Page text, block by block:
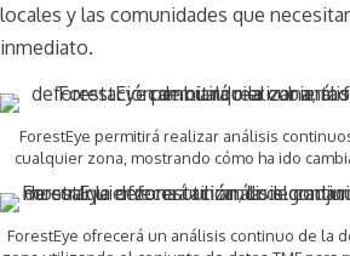
locales y las comunidades que
inmediato.
ForestEye permitirá realizar análisis
cualquier zona, mostrando cómo ha ido
ForestEye ofrecerá un análisis continuo de la